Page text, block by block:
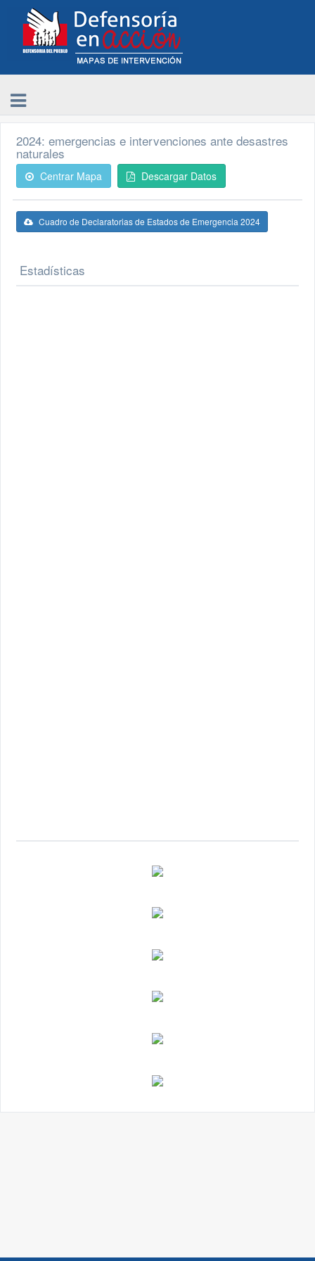
2024: emergencias e intervenciones ante desastres
naturales
Centrar Mapa Descargar Datos
Cuadro de Declaratorias de Estados de Emergencia 2024
Estadísticas